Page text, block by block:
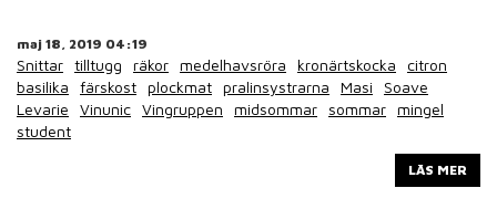
maj 18, 2019 04:19
Snittar tilltugg räkor medelhavsröra kronärtskocka
citron
basilika
färskost plockmat pralinsystrarna Masi
Soave
Levarie
Vinunic Vingruppen midsommar sommar mingel
student
LÄS MER